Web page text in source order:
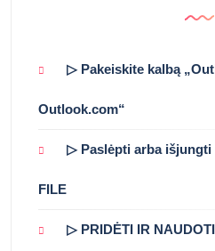
▷ Pakeiskite kalbą
Outlook.com“
▷ Paslėpti arba išjungti
FILE
▷ PRIDĖTI IR